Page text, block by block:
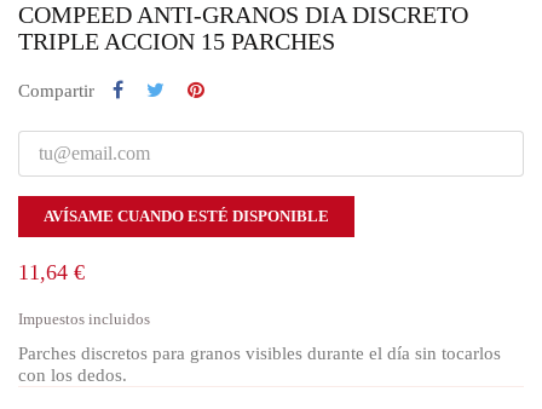
COMPEED ANTI-GRANOS DIA DISCRETO
TRIPLE ACCION 15 PARCHES
Compartir
AVÍSAME CUANDO ESTÉ DISPONIBLE
11,64 €
Impuestos incluidos
Parches discretos para granos visibles durante el día sin tocarlos
con los dedos.